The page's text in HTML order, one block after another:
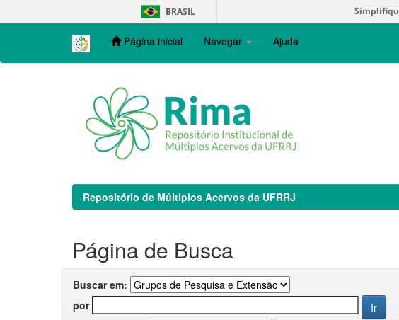
navigation
BRASIL
Página inicial Navegar Ajuda
Repositório de Múltiplos Acervos da UFRRJ
Página de Busca
Buscar em:
por